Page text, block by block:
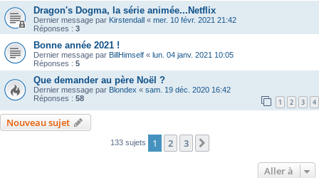
Dragon's Dogma, la série animée...Netflix
Dernier message par Kirstendall « mer. 10 févr. 2021 21:42
Réponses : 3
Bonne année 2021 !
Dernier message par BillHimself « lun. 04 janv. 2021 10:05
Réponses : 5
Que demander au père Noël ?
Dernier message par Blondex « sam. 19 déc. 2020 16:42
Réponses : 58 1 2 3 4
Nouveau sujet
133 sujets 1 2 3
Aller à